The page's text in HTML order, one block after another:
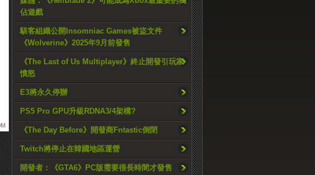
佔遊戲
駭客組織公開Insomniac Games被盜文件
《Wolverine》2025年9月前發售
《The Last of Us Multiplayer》終止開發引玩家
憤怒
E3將永久停辦
PS5 Pro GPU升級RDNA3/4架構?
《The Day Before》開發商Fntastic倒閉
Twitch將停止在韓國地區運營
開發者：《GTA6》PC版需要很長時間才發售